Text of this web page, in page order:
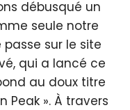
débusqué un
seule notre
sur le site
qui a lancé ce
au doux titre
». À travers